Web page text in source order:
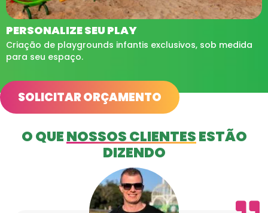
PERSONALIZE SEU PLAY
Criação de playgrounds infantis exclusivos, sob medida
para seu espaço.
SOLICITAR ORÇAMENTO
O QUENOSSOS CLIENTESESTÃO
DIZENDO